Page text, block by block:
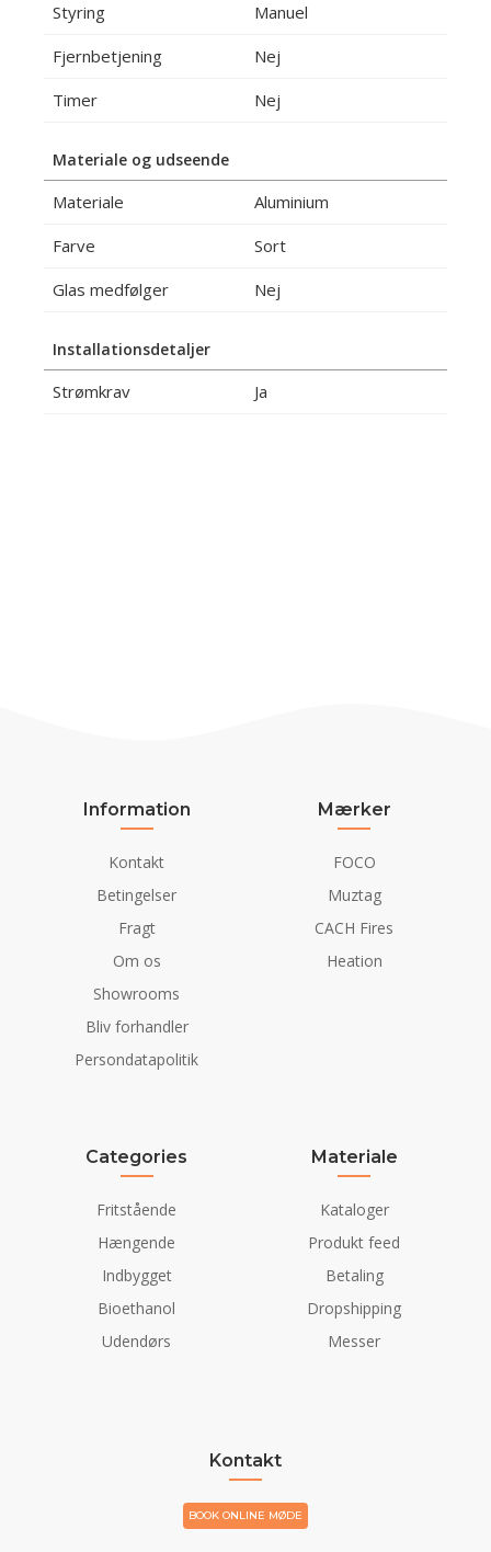
Styring
Manuel
Fjernbetjening
Nej
Timer
Nej
Materiale og udseende
Materiale
Aluminium
Farve
Sort
Glas medfølger
Nej
Installationsdetaljer
Strømkrav Ja
Information
Kontakt
Betingelser
Fragt
Om os
Showrooms
Bliv forhandler
Persondatapolitik
Mærker
FOCO
Muztag
CACH Fires
Heation
Categories
Fritstående
Hængende
Indbygget
Bioethanol
Udendørs
Materiale
Kataloger
Produkt feed
Betaling
Dropshipping
Messer
Kontakt
BOOK ONLINE MØDE